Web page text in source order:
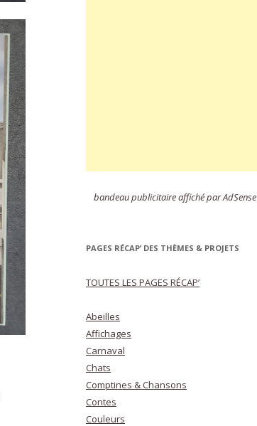
bandeau publicitaire affiché par AdSense
PAGES RÉCAP’ DES THÈMES & PROJETS
TOUTES LES PAGES RÉCAP’
Abeilles
Affichages
Carnaval
Chats
Comptines & Chansons
Contes
Couleurs